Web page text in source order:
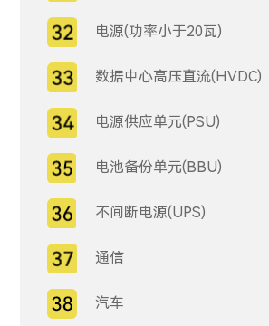
电源(功率小于20瓦)
数据中心高压直流(HVDC)
电源供应单元(PSU)
电池备份单元(BBU)
不间断电源(UPS)
通信
汽车